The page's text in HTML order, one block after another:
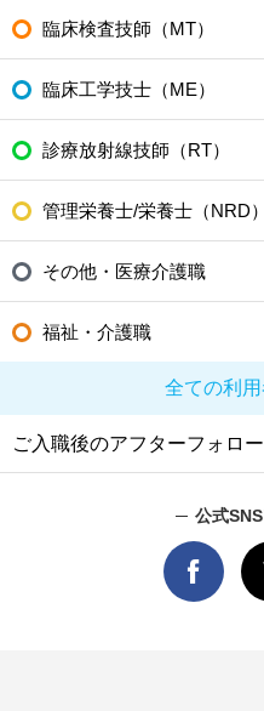
臨床検査技師（MT）
臨床工学技士（ME）
診療放射線技師（RT）
管理栄養士/栄養士（NRD）
その他・医療介護職
福祉・介護職
全ての利
ご入職後のアフターフォロ
公式